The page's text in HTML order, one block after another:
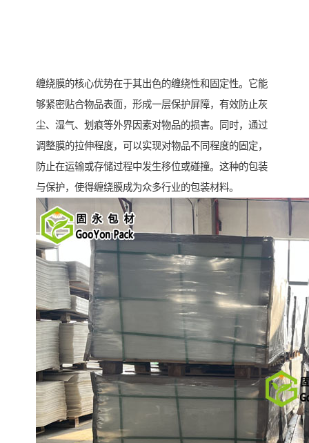
缠绕膜的核心优势在于其出色的缠绕性和固定性。它能
够紧密贴合物品表面，形成一层保护屏障，有效防止灰
尘、湿气、划痕等外界因素对物品的损害。同时，通过
调整膜的拉伸程度，可以实现对物品不同程度的固定，
防止在运输或存储过程中发生移位或碰撞。这种的包装
与保护，使得缠绕膜成为众多行业的包装材料。